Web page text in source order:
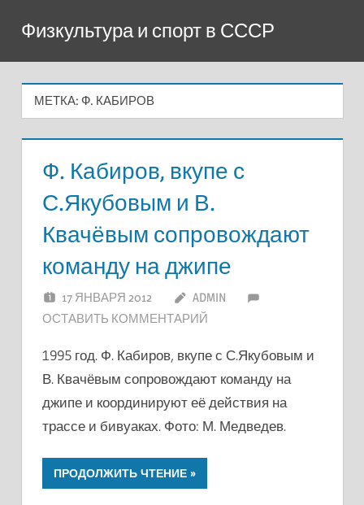
содержимому
Физкультура и спорт в СССР
МЕТКА: Ф. КАБИРОВ
Ф. Кабиров, вкупе с
С.Якубовым и В.
Квачёвым сопровождают
команду на джипе
17 ЯНВАРЯ 2012
ADMIN
ОСТАВИТЬ КОММЕНТАРИЙ
1995 год. Ф. Кабиров, вкупе с С.Якубовым и
В. Квачёвым сопровождают команду на
джипе и координируют её действия на
трассе и бивуаках. Фото: М. Медведев.
ПРОДОЛЖИТЬ ЧТЕНИЕ